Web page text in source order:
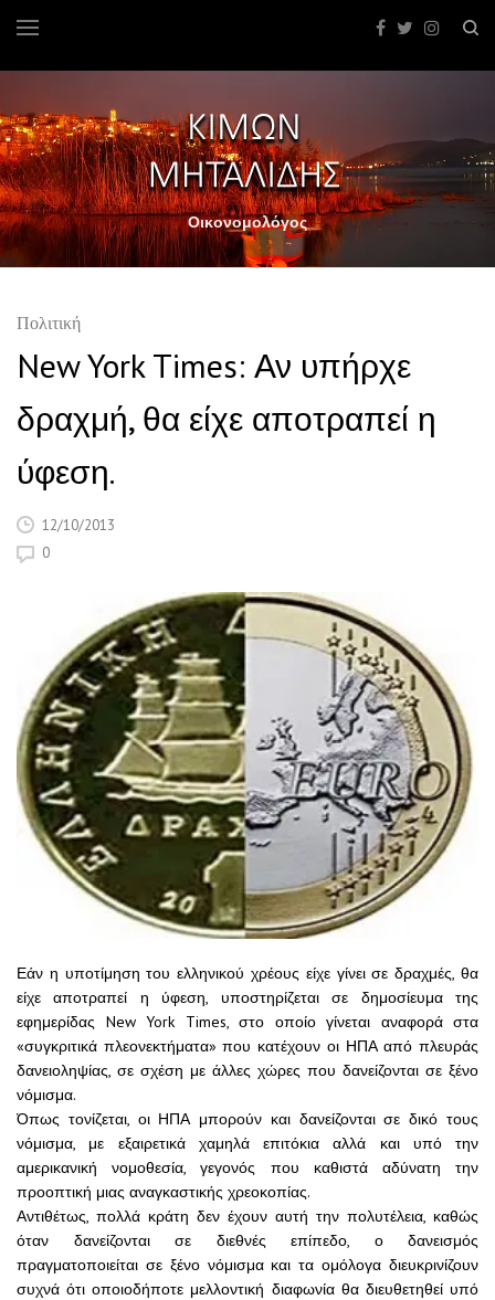
Οικονομολόγος
Πολιτική
New York Times: Αν υπήρχε
δραχμή, θα είχε αποτραπεί η
ύφεση.
12/10/2013
0
Εάν η υποτίμηση του ελληνικού χρέους είχε γίνει σε δραχμές, θα
είχε αποτραπεί η ύφεση, υποστηρίζεται σε δημοσίευμα της
εφημερίδας New York Times, στο οποίο γίνεται αναφορά στα
«συγκριτικά πλεονεκτήματα» που κατέχουν οι ΗΠΑ από πλευράς
δανειοληψίας, σε σχέση με άλλες χώρες που δανείζονται σε ξένο
νόμισμα.
Όπως τονίζεται, οι ΗΠΑ μπορούν και δανείζονται σε δικό τους
νόμισμα, με εξαιρετικά χαμηλά επιτόκια αλλά και υπό την
αμερικανική νομοθεσία, γεγονός που καθιστά αδύνατη την
προοπτική μιας αναγκαστικής χρεοκοπίας.
Αντιθέτως, πολλά κράτη δεν έχουν αυτή την πολυτέλεια, καθώς
όταν δανείζονται σε διεθνές επίπεδο, ο δανεισμός
πραγματοποιείται σε ξένο νόμισμα και τα ομόλογα διευκρινίζουν
συχνά ότι οποιοδήποτε μελλοντική διαφωνία θα διευθετηθεί υπό